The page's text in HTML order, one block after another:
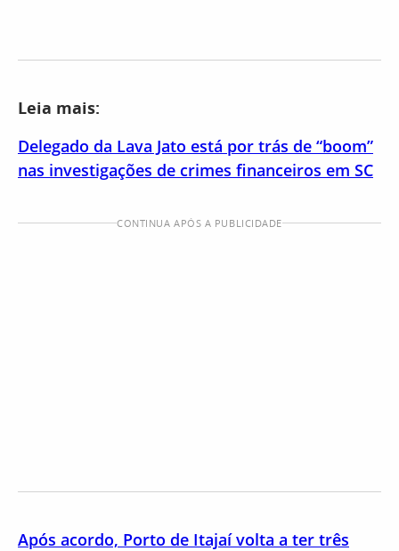
Leia mais:
Delegado da Lava Jato está por trás de “boom”
nas investigações de crimes financeiros em SC
CONTINUA APÓS A PUBLICIDADE
Após acordo, Porto de Itajaí volta a ter três